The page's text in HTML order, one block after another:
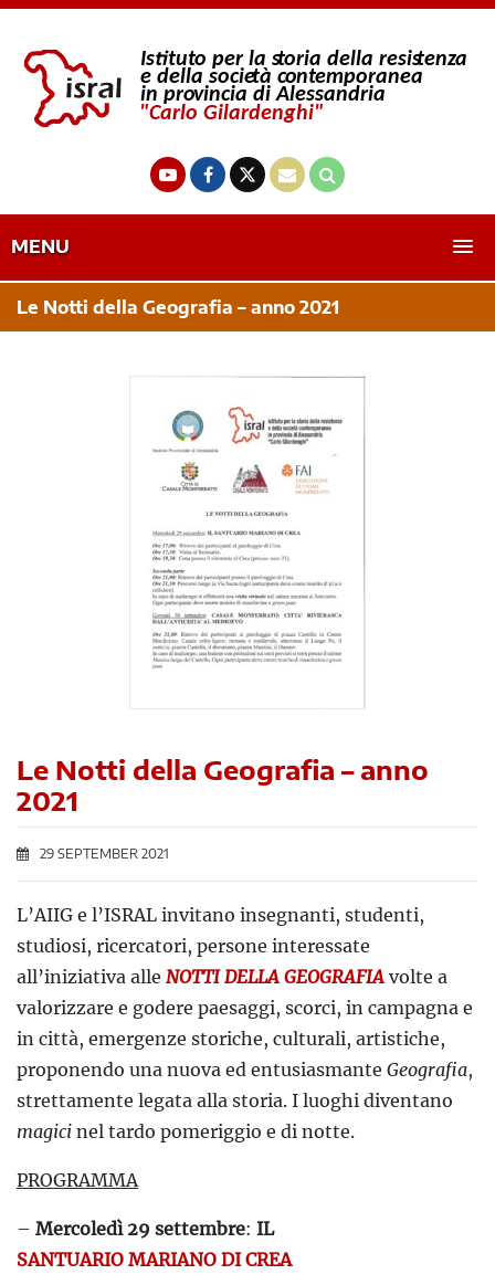
MENU
Le Notti della Geografia – anno 2021
Le Notti della Geografia – anno
2021
29 SEPTEMBER 2021
L’AIIG e l’ISRAL invitano insegnanti, studenti,
studiosi, ricercatori, persone interessate
all’iniziativa alle NOTTI DELLA GEOGRAFIA volte a
valorizzare e godere paesaggi, scorci, in campagna e
in città, emergenze storiche, culturali, artistiche,
proponendo una nuova ed entusiasmante Geografia,
strettamente legata alla storia. I luoghi diventano
magici nel tardo pomeriggio e di notte.
PROGRAMMA
– Mercoledì 29 settembre: IL
SANTUARIO MARIANO DI CREA